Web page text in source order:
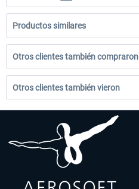
Productos similares
Otros clientes también compraron
Otros clientes también vieron